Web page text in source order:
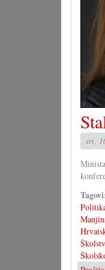
sri,